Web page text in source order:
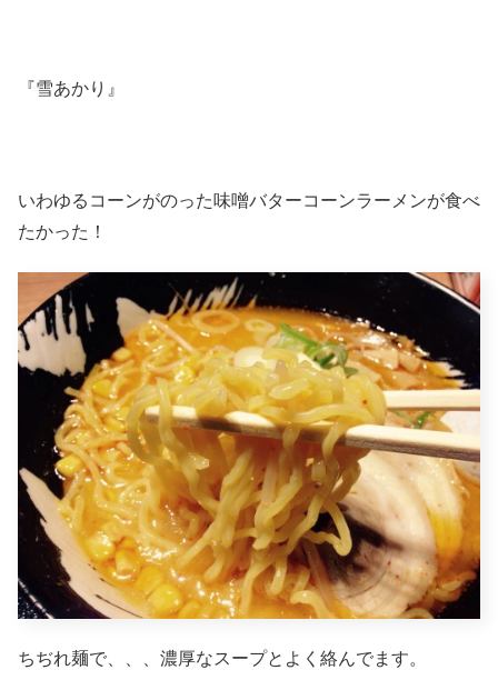
『雪あかり』
いわゆるコーンがのった味噌バターコーンラーメンが食べ
たかった！
ちぢれ麺で、、、濃厚なスープとよく絡んでます。